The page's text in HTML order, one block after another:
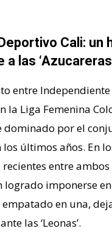
Cali: un
las
entre Independiente
la Liga Femenina
dominado por el
últimos años. En
entre
logrado imponerse
empatado en una,
las ‘Leonas’.